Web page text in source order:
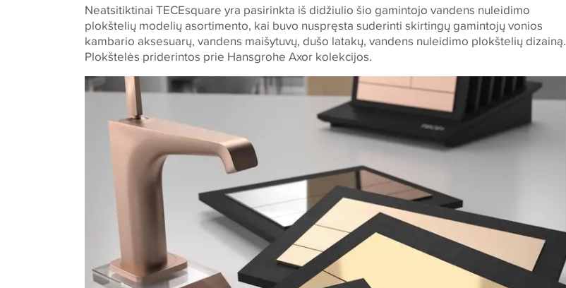
Neatsitiktinai TECEsquare yra pasirinkta iš didžiulio šio gamintojo vandens nuleidimo
plokštelių modelių asortimento, kai buvo nuspręsta suderinti skirtingų gamintojų vonios
kambario aksesuarų, vandens maišytuvų, dušo latakų, vandens nuleidimo plokštelių dizainą.
Plokštelės priderintos prie Hansgrohe Axor kolekcijos.